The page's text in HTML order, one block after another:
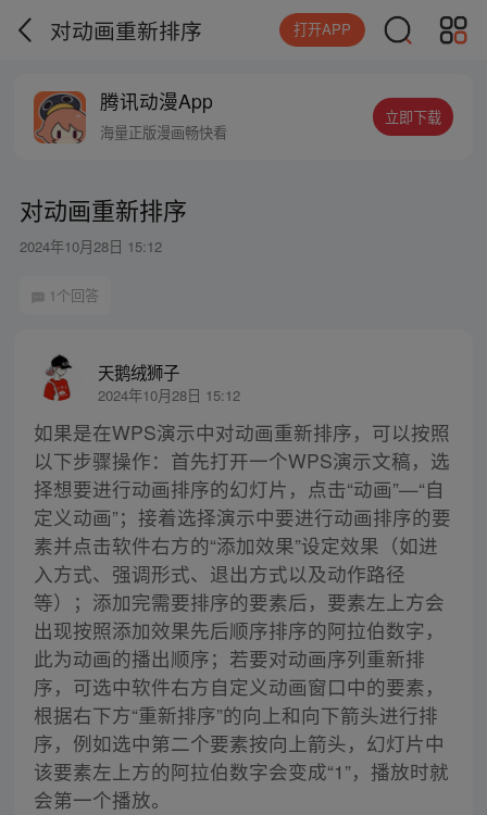
对动画重新排序 打开APP
腾讯动漫App
海量正版漫画畅快看
立即下载
对动画重新排序
2024年10月28日 15:12
1个回答
天鹅绒狮子
2024年10月28日 15:12
如果是在WPS演示中对动画重新排序，可以按照
以下步骤操作：首先打开一个WPS演示文稿，选
择想要进行动画排序的幻灯片，点击“动画”—“自
定义动画”；接着选择演示中要进行动画排序的要
素并点击软件右方的“添加效果”设定效果（如进
入方式、强调形式、退出方式以及动作路径
等）；添加完需要排序的要素后，要素左上方会
出现按照添加效果先后顺序排序的阿拉伯数字，
此为动画的播出顺序；若要对动画序列重新排
序，可选中软件右方自定义动画窗口中的要素，
根据右下方“重新排序”的向上和向下箭头进行排
序，例如选中第二个要素按向上箭头，幻灯片中
该要素左上方的阿拉伯数字会变成“1”，播放时就
会第一个播放。